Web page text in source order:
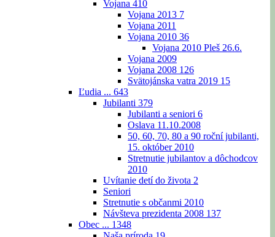
Vojana 410
Vojana 2013 7
Vojana 2011
Vojana 2010 36
Vojana 2010 Pleš 26.6.
Vojana 2009
Vojana 2008 126
Svätojánska vatra 2019 15
Ľudia ... 643
Jubilanti 379
Jubilanti a seniori 6
Oslava 11.10.2008
50, 60, 70, 80 a 90 roční jubilanti,
15. október 2010
Stretnutie jubilantov a dôchodcov
2010
Uvítanie detí do života 2
Seniori
Stretnutie s občanmi 2010
Návšteva prezidenta 2008 137
Obec ... 1348